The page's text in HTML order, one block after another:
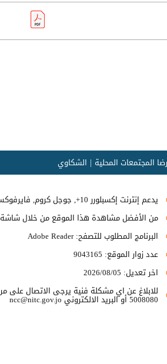
المجتمعات المحلية الشكاوي
يدعم إنترنت إكسبلورر 10+, جوجل كروم, فايرفوكس, سفاري
من الأفضل مشاهدة هذا الموقع من خلال شاشة 768 × 1366
البرنامج المطلوب للتصفح: Adobe Reader
عدد زوار الموقع: 9043165
اخر تعديل: 2026/08/05
5008080 أو البريد الالكتروني ncc@nitc.gov.jo